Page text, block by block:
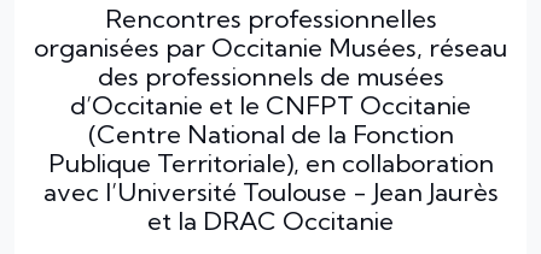
Rencontres professionnelles
organisées par Occitanie Musées, réseau
des professionnels de musées
d’Occitanie et le CNFPT Occitanie
(Centre National de la Fonction
Publique Territoriale), en collaboration
avec l’Université Toulouse - Jean Jaurès
et la DRAC Occitanie